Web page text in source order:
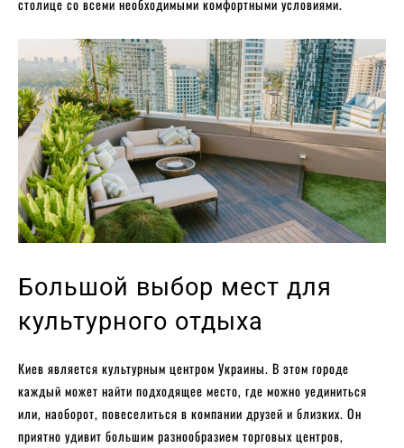
столице со всеми необходимыми комфортными условиями.
Большой выбор мест для
культурного отдыха
Киев является культурным центром Украины. В этом городе
каждый может найти подходящее место, где можно уединиться
или, наоборот, повеселиться в компании друзей и близких. Он
приятно удивит большим разнообразием торговых центров,